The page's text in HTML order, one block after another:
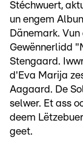
Stéchwuert,
un engem
Dänemark.
Gewënnerlidd
Stengaard.
d'Eva Marija
Aagaard. De
selwer. Et ass
deem
geet.